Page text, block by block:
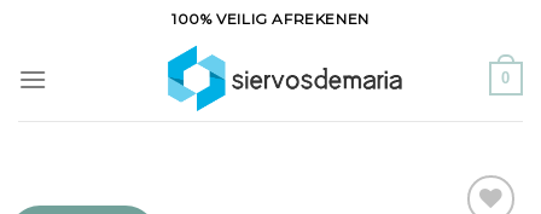
inhoud
100% VEILIG AFREKENEN
0